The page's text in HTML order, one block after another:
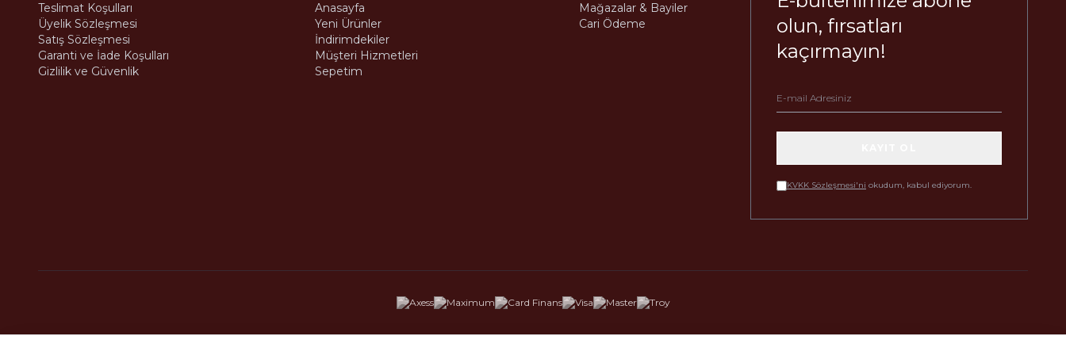
Teslimat Koşulları
Üyelik Sözleşmesi
Satış Sözleşmesi
Garanti ve İade Koşulları
Gizlilik ve Güvenlik
Anasayfa
Yeni Ürünler
İndirimdekiler
Müşteri Hizmetleri
Sepetim
Mağazalar & Bayiler
Cari Ödeme
olun, fırsatları
kaçırmayın!
KVKK Sözleşmesi'ni okudum, kabul ediyorum.